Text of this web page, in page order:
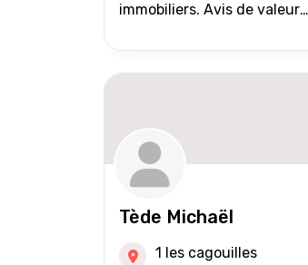
immobiliers. Avis de valeur
suivi personnalisés Mise en
avant du bien grâce à des
(niveau national et
international) Validation du
financement des acquéreurs
auprès de partenaires
financiers Portefeuille de
clients acquéreurs travaillé
Tède Michaël
1 les cagouilles